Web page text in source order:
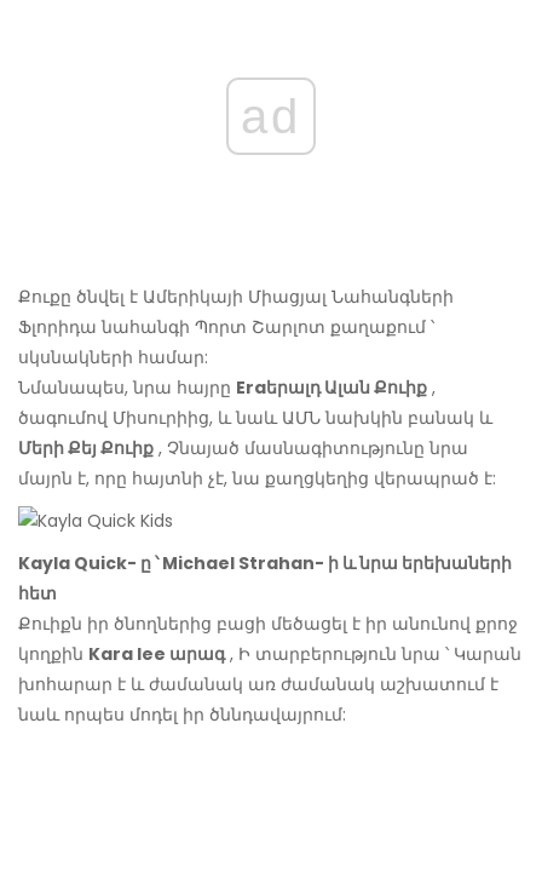
ad
Քուքը ծնվել է Ամերիկայի Միացյալ Նահանգների
Ֆլորիդա նահանգի Պորտ Շարլոտ քաղաքում ՝
սկսնակների համար:
Նմանապես, նրա հայրը Eraերալդ Ալան Քուիք ,
ծագումով Միսուրիից, և նաև ԱՄՆ նախկին բանակ և
Մերի Քեյ Քուիք , Չնայած մասնագիտությունը նրա
մայրն է, որը հայտնի չէ, նա քաղցկեղից վերապրած է:
Kayla Quick- ը ՝ Michael Strahan- ի և նրա երեխաների
հետ
Քուիքն իր ծնողներից բացի մեծացել է իր անունով քրոջ
կողքին Kara lee արագ, Ի տարբերություն նրա ՝ Կարան
խոհարար է և ժամանակ առ ժամանակ աշխատում է
նաև որպես մոդել իր ծննդավայրում: